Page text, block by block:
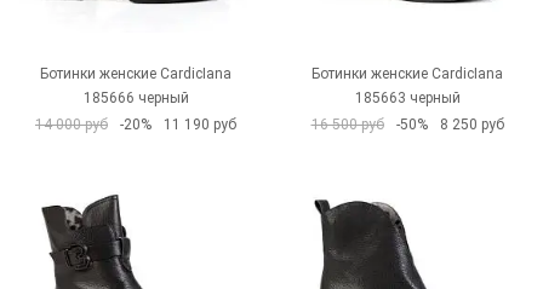
Ботинки женские CardicIana
185666 черный
14 000 руб
-20% 11 190 руб
Ботинки женские CardicIana
185663 черный
16 500 руб
-50% 8 250 руб